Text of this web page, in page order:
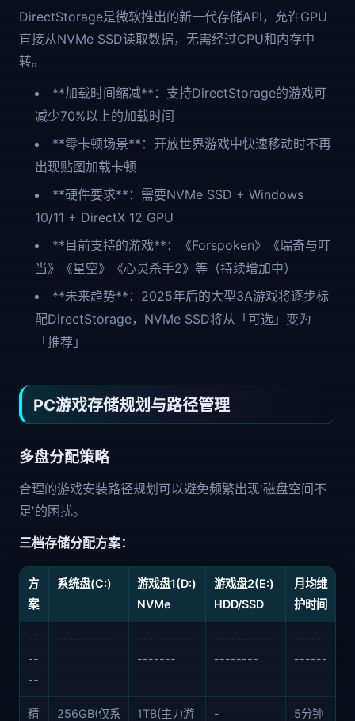
DirectStorage是微软推出的新一代存储API，允许GPU
直接从NVMe SSD读取数据，无需经过CPU和内存中
转。
**加载时间缩减**：支持DirectStorage的游戏可
减少70%以上的加载时间
**零卡顿场景**：开放世界游戏中快速移动时不再
出现贴图加载卡顿
**硬件要求**：需要NVMe SSD + Windows
10/11 + DirectX 12 GPU
**目前支持的游戏**：《Forspoken》《瑞奇与叮
当》《星空》《心灵杀手2》等（持续增加中）
**未来趋势**：2025年后的大型3A游戏将逐步标
配DirectStorage，NVMe SSD将从「可选」变为
「推荐」
PC游戏存储规划与路径管理
多盘分配策略
合理的游戏安装路径规划可以避免频繁出现'磁盘空间不
足'的困扰。
三档存储分配方案：
方
案
系统盘(C:)
游戏盘1(D:)
NVMe
游戏盘2(E:)
HDD/SSD
月均维
护时间
--
--
--
-----------
----------
-------
-----------
--------
------
------
精
256GB(仅系
1TB(主力游
- 5分钟